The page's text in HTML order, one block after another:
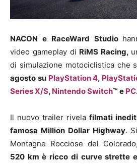
NACON e RaceWard Studio
video gameplay di RiMS Racing,
di simulazione motociclistica che
agosto su PlayStation 4,
Series X/S, Nintendo Switch™ e PC
Il nuovo trailer rivela filmati
famosa Million Dollar Highway.
Montagne Rocciose del
520 km è ricco di curve strette